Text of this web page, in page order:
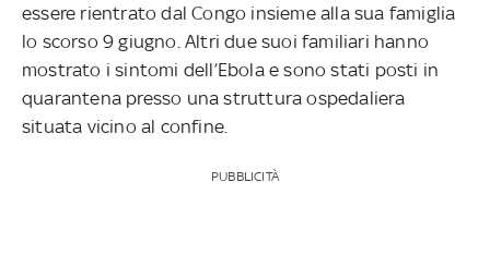
essere rientrato dal Congo insieme alla sua famiglia
lo scorso 9 giugno. Altri due suoi familiari hanno
mostrato i sintomi dell’Ebola e sono stati posti in
quarantena presso una struttura ospedaliera
situata vicino al confine.
PUBBLICITÀ